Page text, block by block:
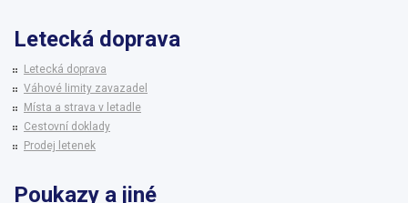
Letecká doprava
Letecká doprava
Váhové limity zavazadel
Místa a strava v letadle
Cestovní doklady
Prodej letenek
Poukazy a jiné